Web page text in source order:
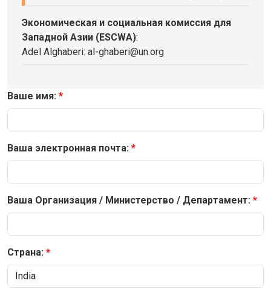
Экономическая и социальная комиссия для
Западной Азии (ESCWA):
Adel Alghaberi: al-ghaberi@un.org
Ваше имя:
Ваша электронная почта:
Ваша Организация / Министерство / Департамент:
Страна: